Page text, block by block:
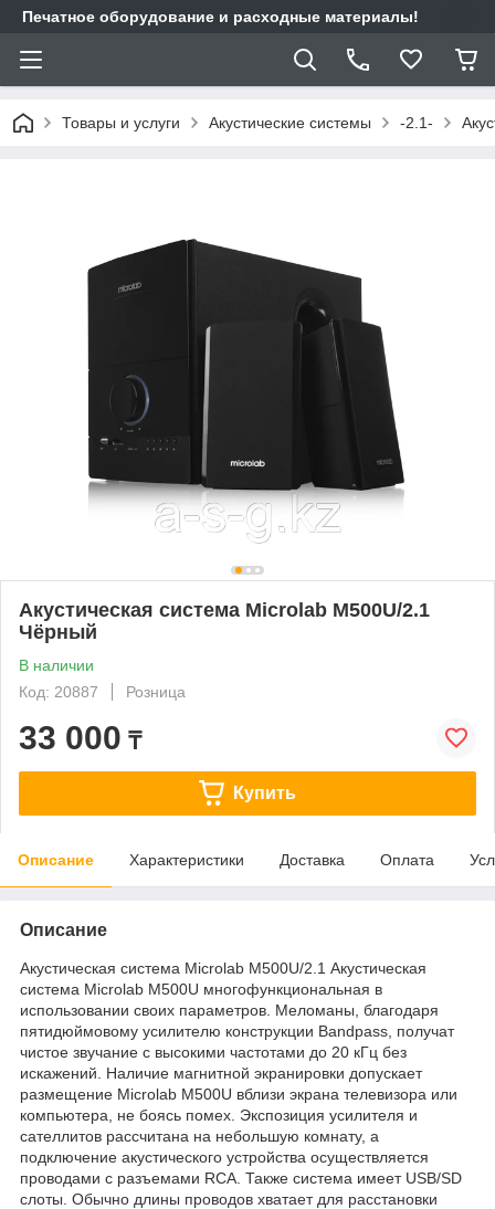
Печатное оборудование и расходные материалы!
Товары и услуги Акустические системы -2.1-
Акустическая система Microlab M500U/2.1
Чёрный
В наличии
Код: 20887
Розница
33 000 ₸
Купить
Описание Характеристики Доставка Оплата
Описание
Акустическая система Microlab M500U/2.1 Акустическая
система Microlab M500U многофункциональная в
использовании своих параметров. Меломаны, благодаря
пятидюймовому усилителю конструкции Bandpass, получат
чистое звучание с высокими частотами до 20 кГц без
искажений. Наличие магнитной экранировки допускает
размещение Microlab M500U вблизи экрана телевизора или
компьютера, не боясь помех. Экспозиция усилителя и
сателлитов рассчитана на небольшую комнату, а
подключение акустического устройства осуществляется
проводами с разъемами RCA. Также система имеет USB/SD
слоты. Обычно длины проводов хватает для расстановки